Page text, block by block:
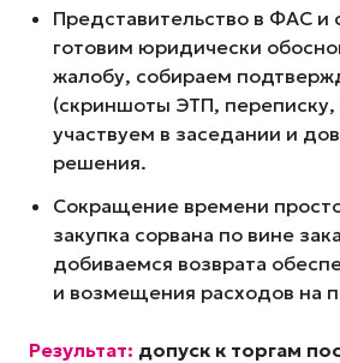
Представительство в ФАС и
готовим юридически
жалобу, собираем
(скриншоты ЭТП,
участвуем в заседании и
решения.
Сокращение времени
закупка сорвана по вине
добиваемся возврата
и возмещения расходов на
Результат: допуск к торгам